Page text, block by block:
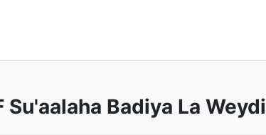
Su'aalaha Badiya La